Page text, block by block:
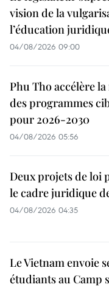
vision de la
l’éducation
04/08/2026 09:00
Phu Tho accélère
des programmes
pour 2026-2030
04/08/2026 05:56
Deux projets de loi
le cadre juridique
04/08/2026 04:35
Le Vietnam envoie
étudiants au Camp